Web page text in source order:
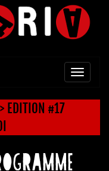
> EDITION #17